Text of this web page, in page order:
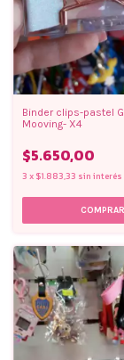
Binder clips-pastel
Mooving- X4
$5.650,00
3 x $1.883,33 sin interés